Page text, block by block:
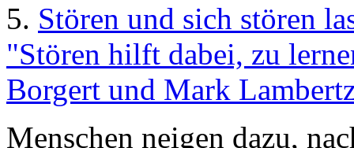
5. Stören und sich stören
"Stören hilft dabei, zu
Borgert und Mark
Menschen neigen dazu,